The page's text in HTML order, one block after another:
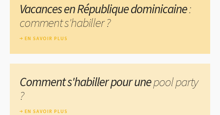
Vacances en République dominicaine:
comment s'habiller ?
EN SAVOIR PLUS
Comment s'habiller pour unepool party
?
EN SAVOIR PLUS